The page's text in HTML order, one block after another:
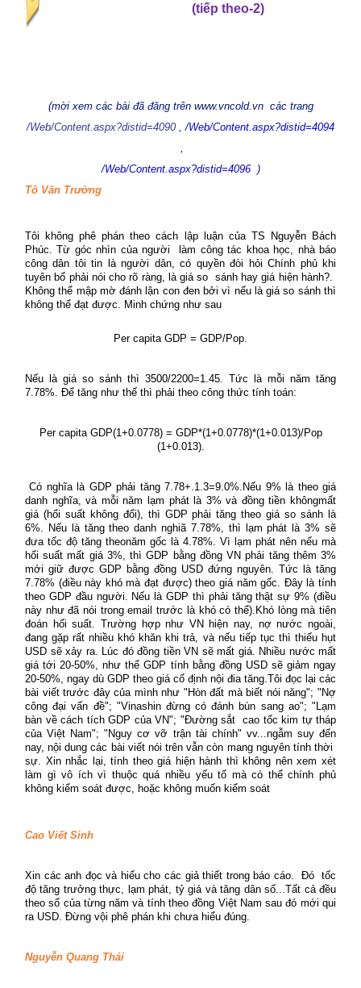
(tiếp theo-2)
(mời xem các bài đã đăng trên www.vncold.vn các trang
/Web/Content.aspx?distid=4090 , /Web/Content.aspx?distid=4094
/Web/Content.aspx?distid=4096
)
Tô Văn Trường
Tôi không phê phán theo cách lập luận của TS Nguyễn Bách
Phúc. Từ góc nhìn của người làm công tác khoa học, nhà báo
công dân tôi tin là người dân, có quyền đòi hỏi Chính phủ khi
tuyên bố phải nói cho rõ ràng, là giá so sánh hay giá hiện hành?.
Không thể mập mờ đánh lận con đen bởi vì nếu là giá so sánh thì
không thể đạt được. Minh chứng như sau
Per capita GDP = GDP/Pop.
Nếu là giá so sánh thì 3500/2200=1.45. Tức là mỗi năm tăng
7.78%. Để tăng như thế thì phải theo công thức tính toán:
Per capita GDP(1+0.0778) = GDP*(1+0.0778)*(1+0.013)/Pop
(1+0.013).
Có nghĩa là GDP phải tăng 7.78+.1.3=9.0%.Nếu 9% là theo giá
danh nghĩa, và mỗi năm lạm phát là 3% và đồng tiền khôngmất
giá (hối suất không đổi), thì GDP phải tăng theo giá so sánh là
6%. Nếu là tăng theo danh nghiã 7.78%, thì lạm phát là 3% sẽ
đưa tốc độ tăng theonăm gốc là 4.78%. Vì lạm phát nên nếu mà
hối suất mất giá 3%, thì GDP bằng đồng VN phải tăng thêm 3%
mới giữ được GDP bằng đồng USD đứng nguyên. Tức là tăng
7.78% (điều này khó mà đạt được) theo giá năm gốc. Đây là tính
theo GDP đầu người. Nếu là GDP thì phải tăng thật sự 9% (điều
này như đã nói trong email trước là khó có thể).Khó lòng mà tiên
đoán hối suất. Trường hợp như VN hiện nay, nợ nước ngoài,
đang gặp rất nhiều khó khăn khi trả, và nếu tiếp tục thì thiếu hụt
USD sẽ xảy ra. Lúc đó đồng tiền VN sẽ mất giá. Nhiều nước mất
giá tới 20-50%, như thế GDP tính bằng đồng USD sẽ giảm ngay
20-50%, ngay dù GDP theo giá cố định nội đia tăng.Tôi đọc lại các
bài viết trước đây của mình như "Hòn đất mà biết nói năng"; "Nợ
công đại vấn đề"; "Vinashin đừng có đánh bùn sang ao"; "Lạm
bàn về cách tích GDP của VN"; "Đường sắt cao tốc kim tự tháp
của Việt Nam"; "Nguy cơ vỡ trận tài chính" vv...ngẫm suy đến
nay, nội dung các bài viết nói trên vẫn còn mang nguyên tính thời
sự. Xin nhắc lại, tính theo giá hiện hành thì không nên xem xét
làm gì vô ích vì thuộc quá nhiều yếu tố mà có thể chính phủ
không kiểm soát được, hoặc không muốn kiểm soát
Cao Viết Sinh
Xin các anh đọc và hiểu cho các giả thiết trong báo cáo. Đó tốc
độ tăng trưởng thực, lạm phát, tỷ giá và tăng dân số...Tất cả đều
theo số của từng năm và tính theo đồng Việt Nam sau đó mới qui
ra USD. Đừng vội phê phán khi chưa hiểu đúng.
Nguyễn Quang Thái